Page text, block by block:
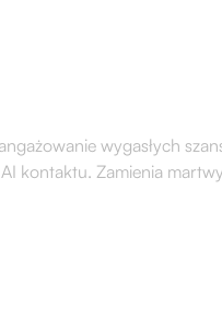
wygasłych
kontaktu. Zamienia